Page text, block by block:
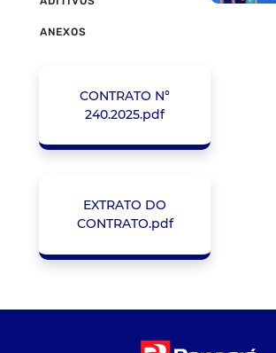
ANEXOS
CONTRATO N°
240.2025.pdf
EXTRATO DO
CONTRATO.pdf